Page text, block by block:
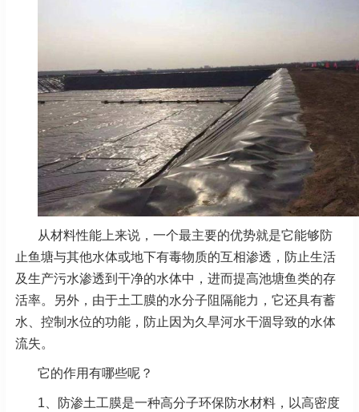
从材料性能上来说，一个最主要的优势就是它能够防
止鱼塘与其他水体或地下有毒物质的互相渗透，防止生活
及生产污水渗透到干净的水体中，进而提高池塘鱼类的存
活率。另外，由于土工膜的水分子阻隔能力，它还具有蓄
水、控制水位的功能，防止因为久旱河水干涸导致的水体
流失。
它的作用有哪些呢？
1、防渗土工膜是一种高分子环保防水材料，以高密度